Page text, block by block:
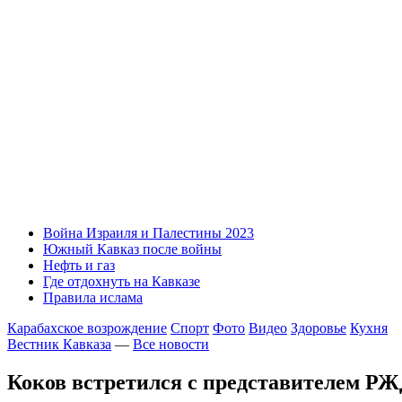
Война Израиля и Палестины 2023
Южный Кавказ после войны
Нефть и газ
Где отдохнуть на Кавказе
Правила ислама
Карабахское возрождение Спорт Фото Видео Здоровье Кухня
Вестник Кавказа — Все новости
Коков встретился с представителем